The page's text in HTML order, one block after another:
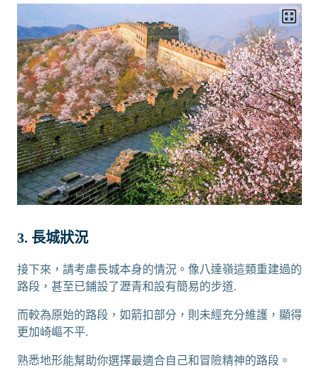
3. 長城狀況
接下來，請考慮長城本身的情況。像八達嶺這類重建過的
路段，甚至已鋪設了瀝青和設有簡易的步道.
而較為原始的路段，如箭扣部分，則未經充分維護，顯得
更加崎嶇不平.
熟悉地形能幫助你選擇最適合自己和冒險精神的路段。